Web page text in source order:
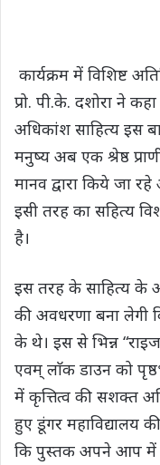
कार्यक्रम में विशिष्ट
प्रो. पी.के. दशोरा ने
अधिकांश साहित्य इस
मनुष्य अब एक श्रेष्ठ
मानव द्वारा किये जा
इसी तरह का सहित्य
है।
इस तरह के साहित्य के
की अवधरणा बना लेगी
के थे। इस से भिन्न
एवम् लाॅक डाउन को
में कृत्तित्व की सशक्त
हुए डूंगर महाविद्यालय
कि पुस्तक अपने आप में